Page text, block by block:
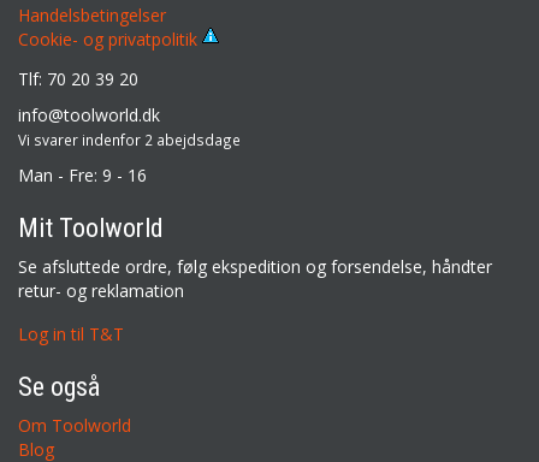
Handelsbetingelser
Cookie- og privatpolitik
Tlf: 70 20 39 20
info@toolworld.dk
Vi svarer indenfor 2 abejdsdage
Man - Fre: 9 - 16
Mit Toolworld
Se afsluttede ordre, følg ekspedition og forsendelse, håndter
retur- og reklamation
Log in til T&T
Se også
Om Toolworld
Blog